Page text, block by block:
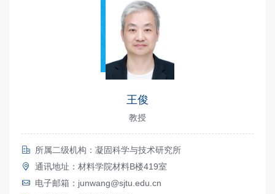
王俊
教授
所属二级机构：凝固科学与技术研究所
通讯地址：材料学院材料B楼419室
电子邮箱：junwang@sjtu.edu.cn